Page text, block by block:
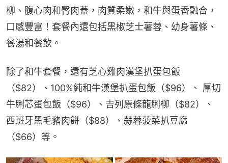
柳、腹心肉和臀肉蓋，肉質柔嫩，和牛與蛋香融合，
口感豐富！套餐內還包括黑椒芝士薯蓉、幼身薯條、
餐湯和餐飲。
除了和牛套餐，還有芝心雞肉漢堡扒蛋包飯
（$82）、100%純和牛漢堡扒蛋包飯（$96）、 厚切
牛脷芯蛋包飯（$96）、吉列原條龍脷柳（$82）、
西班牙黑毛豬肉餅（$88）、蒜蓉菠菜扒豆腐
（$66）等。